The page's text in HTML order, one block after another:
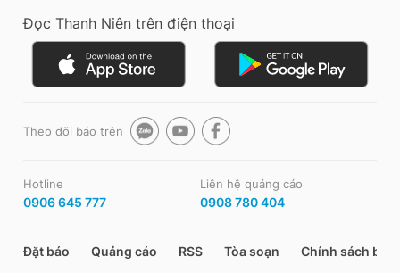
Đọc Thanh Niên trên điện thoại
Theo dõi báo trên
Hotline
0906 645 777
Liên hệ quảng cáo
0908 780 404
Đặt báo Quảng cáo RSS Tòa soạn Chính sách bảo